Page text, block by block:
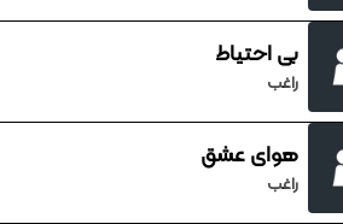
بی احتیاط
راغب
هوای عشق
راغب